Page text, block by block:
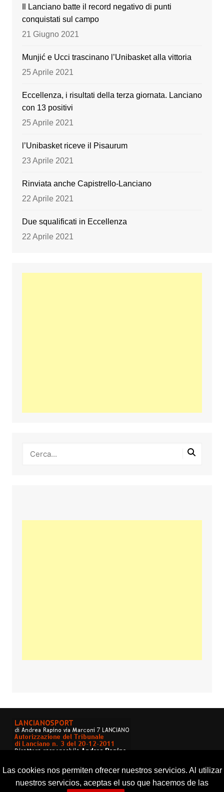
o
o
m
Il Lanciano batte il record negativo di punti
conquistati sul campo
21 Giugno 2021
Munjić e Ucci trascinano l’Unibasket alla vittoria
25 Aprile 2021
Eccellenza, i risultati della terza giornata. Lanciano
con 13 positivi
25 Aprile 2021
l’Unibasket riceve il Pisaurum
23 Aprile 2021
Rinviata anche Capistrello-Lanciano
22 Aprile 2021
Due squalificati in Eccellenza
22 Aprile 2021
Las cookies nos permiten ofrecer nuestros servicios. Al utilizar
nuestros servicios, aceptas el uso que hacemos de las